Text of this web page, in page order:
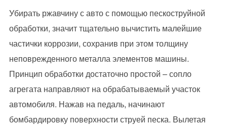
Убирать ржавчину с авто с помощью пескоструйной
обработки, значит тщательно вычистить малейшие
частички коррозии, сохранив при этом толщину
неповрежденного металла элементов машины.
Принцип обработки достаточно простой – сопло
агрегата направляют на обрабатываемый участок
автомобиля. Нажав на педаль, начинают
бомбардировку поверхности струей песка. Вылетая